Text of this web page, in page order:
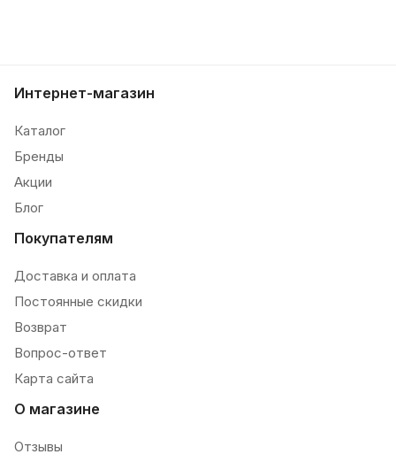
Интернет-магазин
Каталог
Бренды
Акции
Блог
Покупателям
Доставка и оплата
Постоянные скидки
Возврат
Вопрос-ответ
Карта сайта
О магазине
Отзывы